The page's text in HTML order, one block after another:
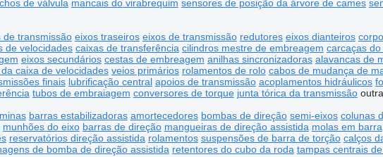
de válvula mancais do virabrequim sensores de posição da árvore de cames
de transmissão eixos traseiros eixos de transmissão redutores eixos dianteiros
de velocidades caixas de transferência cilindros mestre de embreagem carcaças do
eixos secundários cestas de embreagem anilhas sincronizadoras alavancas de
caixa de velocidades veios primários rolamentos de rolo cabos de mudança de
finais lubrificação central apoios de transmissão acoplamentos hidráulicos
tubos de embraiagem conversores de torque junta tórica da transmissão
barras estabilizadoras amortecedores bombas de direção semi-eixos colunas
munhões do eixo barras de direção mangueiras de direção assistida molas em barra
reservatórios direção assistida rolamentos suspensões de barra de torção calços
de bomba de direção assistida retentores do cubo da roda tampas centrais